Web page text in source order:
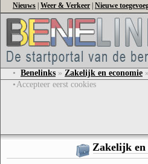
Nieuws Weer & Verkeer Nieuwe
• Benelinks » Zakelijk en economie »
•Accepteer eerst cookies
Zakelijk en